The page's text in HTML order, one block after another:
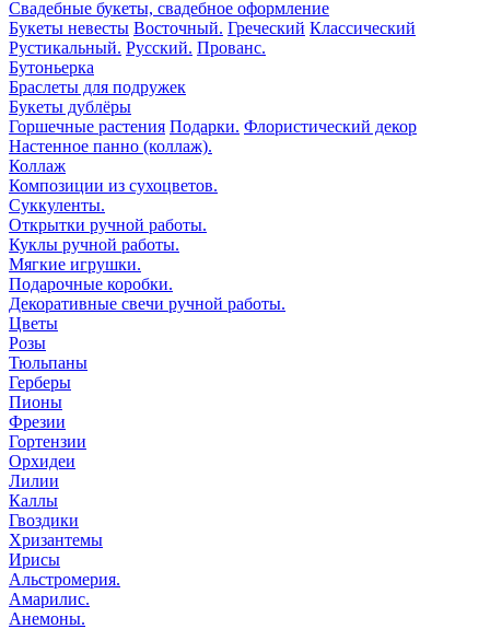
Свадебные букеты, свадебное оформление
Букеты невесты Восточный. Греческий Классический
Рустикальный. Русский. Прованс.
Бутоньерка
Браслеты для подружек
Букеты дублёры
Горшечные растения Подарки. Флористический декор
Настенное панно (коллаж).
Коллаж
Композиции из сухоцветов.
Суккуленты.
Открытки ручной работы.
Куклы ручной работы.
Мягкие игрушки.
Подарочные коробки.
Декоративные свечи ручной работы.
Цветы
Розы
Тюльпаны
Герберы
Пионы
Фрезии
Гортензии
Орхидеи
Лилии
Каллы
Гвоздики
Хризантемы
Ирисы
Альстромерия.
Амарилис.
Анемоны.